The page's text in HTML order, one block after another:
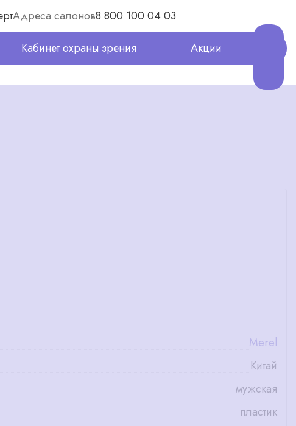
Адреса салонов8 800 100 04 03
Кабинет охраны зрения Акции
Merel
Китай
мужская
пластик